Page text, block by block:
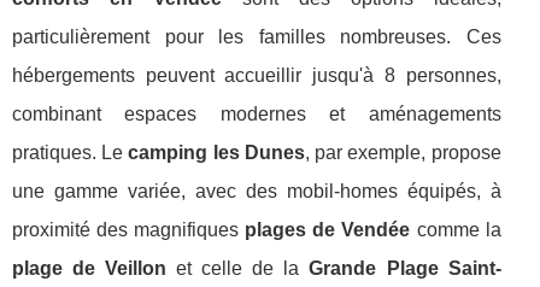
particulièrement pour les familles nombreuses. Ces
hébergements peuvent accueillir jusqu'à 8 personnes,
combinant espaces modernes et aménagements
pratiques. Lecamping les Dunes, par exemple, propose
une gamme variée, avec des mobil-homes équipés, à
proximité des magnifiques plages de Vendée comme la
plage de Veillon et celle de laGrande Plage Saint-